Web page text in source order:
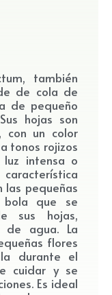
también
de cola de
de pequeño
hojas son
con un color
tonos rojizos
intensa o
pequeñas
bola que se
sus hojas,
de agua. La
flores
durante el
cuidar y se
Es ideal